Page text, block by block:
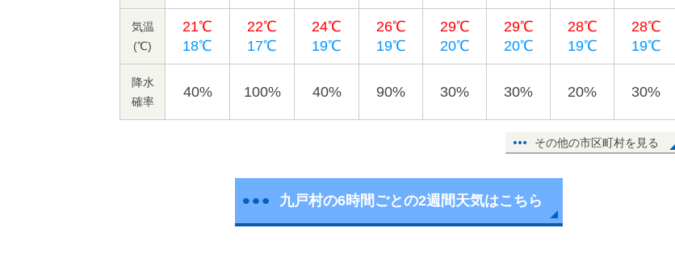
気温
(℃)
21℃
18℃
22℃
17℃
24℃
19℃
26℃
19℃
29℃
20℃
29℃
20℃
28℃
19℃
28℃
19℃
降水
確率
40% 100% 40% 90% 30% 30% 20% 30%
その他の市区町村を見る
九戸村の6時間ごとの2週間天気はこちら